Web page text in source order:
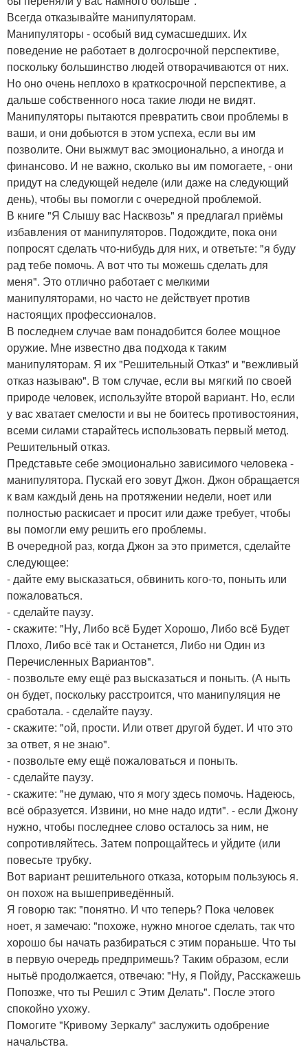
Всегда отказывайте манипуляторам.
Манипуляторы - особый вид сумасшедших. Их
поведение не работает в долгосрочной перспективе,
поскольку большинство людей отворачиваются от них.
Но оно очень неплохо в краткосрочной перспективе, а
дальше собственного носа такие люди не видят.
Манипуляторы пытаются превратить свои проблемы в
ваши, и они добьются в этом успеха, если вы им
позволите. Они выжмут вас эмоционально, а иногда и
финансово. И не важно, сколько вы им помогаете, - они
придут на следующей неделе (или даже на следующий
день), чтобы вы помогли с очередной проблемой.
В книге "Я Слышу вас Насквозь" я предлагал приёмы
избавления от манипуляторов. Подождите, пока они
попросят сделать что-нибудь для них, и ответьте: "я буду
рад тебе помочь. А вот что ты можешь сделать для
меня". Это отлично работает с мелкими
манипуляторами, но часто не действует против
настоящих профессионалов.
В последнем случае вам понадобится более мощное
оружие. Мне известно два подхода к таким
манипуляторам. Я их "Решительный Отказ" и "вежливый
отказ называю". В том случае, если вы мягкий по своей
природе человек, используйте второй вариант. Но, если
у вас хватает смелости и вы не боитесь противостояния,
всеми силами старайтесь использовать первый метод.
Решительный отказ.
Представьте себе эмоционально зависимого человека -
манипулятора. Пускай его зовут Джон. Джон обращается
к вам каждый день на протяжении недели, ноет или
полностью раскисает и просит или даже требует, чтобы
вы помогли ему решить его проблемы.
В очередной раз, когда Джон за это примется, сделайте
следующее:
- дайте ему высказаться, обвинить кого-то, поныть или
пожаловаться.
- сделайте паузу.
- скажите: "Ну, Либо всё Будет Хорошо, Либо всё Будет
Плохо, Либо всё так и Останется, Либо ни Один из
Перечисленных Вариантов".
- позвольте ему ещё раз высказаться и поныть. (А ныть
он будет, поскольку расстроится, что манипуляция не
сработала. - сделайте паузу.
- скажите: "ой, прости. Или ответ другой будет. И что это
за ответ, я не знаю".
- позвольте ему ещё пожаловаться и поныть.
- сделайте паузу.
- скажите: "не думаю, что я могу здесь помочь. Надеюсь,
всё образуется. Извини, но мне надо идти". - если Джону
нужно, чтобы последнее слово осталось за ним, не
сопротивляйтесь. Затем попрощайтесь и уйдите (или
повесьте трубку.
Вот вариант решительного отказа, которым пользуюсь я.
он похож на вышеприведённый.
Я говорю так: "понятно. И что теперь? Пока человек
ноет, я замечаю: "похоже, нужно многое сделать, так что
хорошо бы начать разбираться с этим пораньше. Что ты
в первую очередь предпримешь? Таким образом, если
нытьё продолжается, отвечаю: "Ну, я Пойду, Расскажешь
Попозже, что ты Решил с Этим Делать". После этого
спокойно ухожу.
Помогите "Кривому Зеркалу" заслужить одобрение
начальства.